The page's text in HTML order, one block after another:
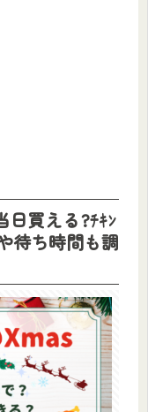
日買える?ﾁｷﾝ
待ち時間も調